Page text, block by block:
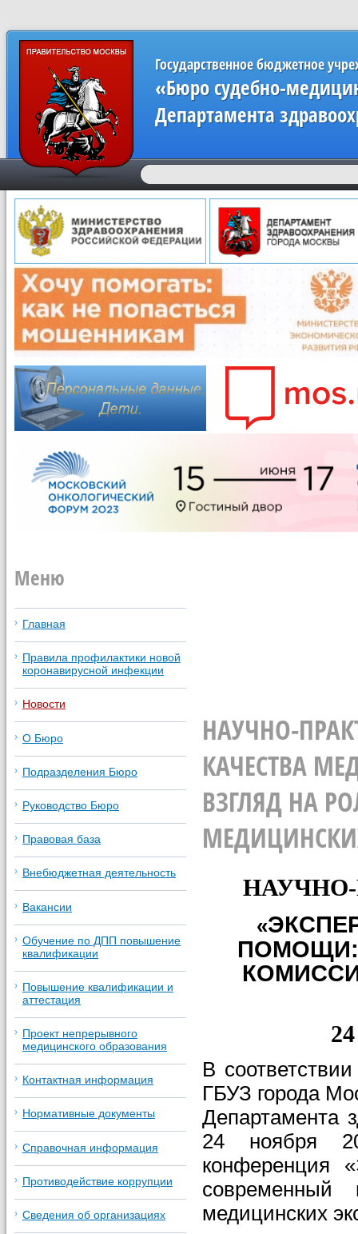
Государственное бюджетное
«Бюро судебно-
Департамента
НАУЧНО-
КАЧЕСТВА
ВЗГЛЯД НА
«
ПОМОЩИ:
В
ГБУЗ города
Департамента
24 ноября
конференция «
современный
медицинских
Меню
Главная
Правила профилактики новой
коронавирусной инфекции
Новости
О Бюро
Подразделения Бюро
Руководство Бюро
Правовая база
Внебюджетная деятельность
Вакансии
Обучение по ДПП повышение
квалификации
Повышение квалификации и
аттестация
Проект непрерывного
медицинского образования
Контактная информация
Нормативные документы
Справочная информация
Противодействие коррупции
Сведения об организациях